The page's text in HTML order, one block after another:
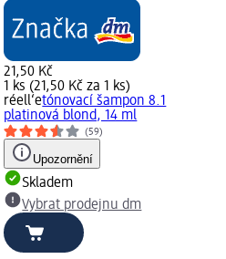
21,50 Kč
1 ks (21,50 Kč za 1 ks)
réell‘etónovací šampon 8.1
platinová blond, 14 ml
(59)
Upozornění
Skladem
Vybrat prodejnu dm